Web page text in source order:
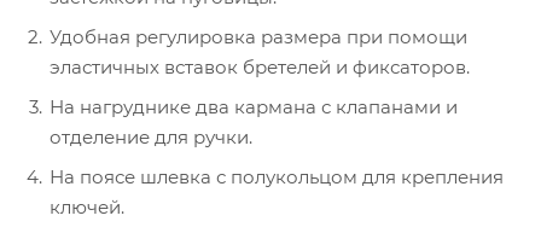
Удобная регулировка размера при помощи
эластичных вставок бретелей и фиксаторов.
На нагруднике два кармана с клапанами и
отделение для ручки.
На поясе шлевка с полукольцом для крепления
ключей.